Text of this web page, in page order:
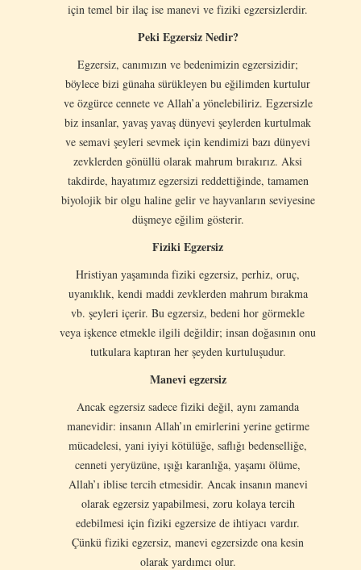
için temel bir ilaç ise manevi ve fiziki egzersizlerdir.
Peki Egzersiz Nedir?
Egzersiz, canımızın ve bedenimizin egzersizidir;
böylece bizi günaha sürükleyen bu eğilimden kurtulur
ve özgürce cennete ve Allah’a yönelebiliriz. Egzersizle
biz insanlar, yavaş yavaş dünyevi şeylerden kurtulmak
ve semavi şeyleri sevmek için kendimizi bazı dünyevi
zevklerden gönüllü olarak mahrum bırakırız. Aksi
takdirde, hayatımız egzersizi reddettiğinde, tamamen
biyolojik bir olgu haline gelir ve hayvanların seviyesine
düşmeye eğilim gösterir.
Fiziki Egzersiz
Hristiyan yaşamında fiziki egzersiz, perhiz, oruç,
uyanıklık, kendi maddi zevklerden mahrum bırakma
vb. şeyleri içerir. Bu egzersiz, bedeni hor görmekle
veya işkence etmekle ilgili değildir; insan doğasının onu
tutkulara kaptıran her şeyden kurtuluşudur.
Manevi egzersiz
Ancak egzersiz sadece fiziki değil, aynı zamanda
manevidir: insanın Allah’ın emirlerini yerine getirme
mücadelesi, yani iyiyi kötülüğe, saflığı bedenselliğe,
cenneti yeryüzüne, ışığı karanlığa, yaşamı ölüme,
Allah’ı ​​iblise tercih etmesidir. Ancak insanın manevi
olarak egzersiz yapabilmesi, zoru kolaya tercih
edebilmesi için fiziki egzersize de ihtiyacı vardır.
Çünkü fiziki egzersiz, manevi egzersizde ona kesin
olarak yardımcı olur.